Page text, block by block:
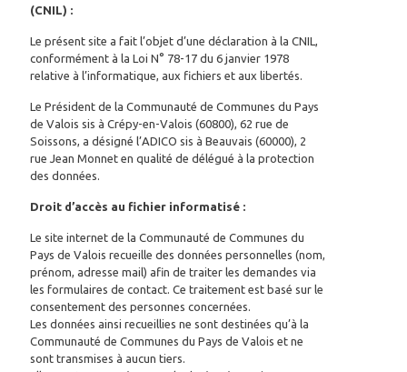
(CNIL) :
Le présent site a fait l’objet d’une déclaration à la CNIL,
conformément à la Loi N° 78-17 du 6 janvier 1978
relative à l’informatique, aux fichiers et aux libertés.
Le Président de la Communauté de Communes du Pays
de Valois sis à Crépy-en-Valois (60800), 62 rue de
Soissons, a désigné l’ADICO sis à Beauvais (60000), 2
rue Jean Monnet en qualité de délégué à la protection
des données.
Droit d’accès au fichier informatisé :
Le site internet de la Communauté de Communes du
Pays de Valois recueille des données personnelles (nom,
prénom, adresse mail) afin de traiter les demandes via
les formulaires de contact. Ce traitement est basé sur le
consentement des personnes concernées.
Les données ainsi recueillies ne sont destinées qu’à la
Communauté de Communes du Pays de Valois et ne
sont transmises à aucun tiers.